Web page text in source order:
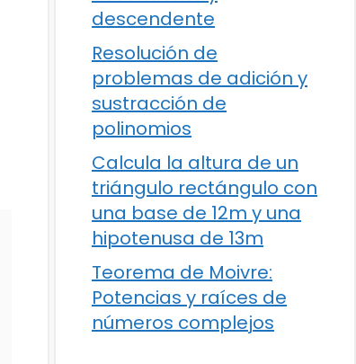
descendente
Resolución de
problemas de adición y
sustracción de
polinomios
Calcula la altura de un
triángulo rectángulo con
una base de 12m y una
hipotenusa de 13m
Teorema de Moivre:
Potencias y raíces de
números complejos